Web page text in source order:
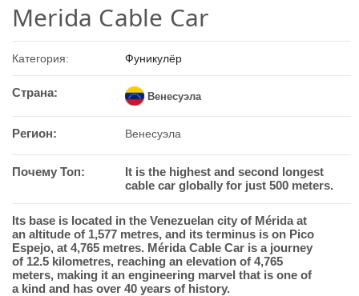
Merida Cable Car
Категория: Фуникулёр
Страна: Венесуэла
Регион: Венесуэла
Почему Топ:
It is the highest and second longest
cable car globally for just 500 meters.
Its base is located in the Venezuelan city of Mérida at
an altitude of 1,577 metres, and its terminus is on Pico
Espejo, at 4,765 metres. Mérida Cable Car is a journey
of 12.5 kilometres, reaching an elevation of 4,765
meters, making it an engineering marvel that is one of
a kind and has over 40 years of history.